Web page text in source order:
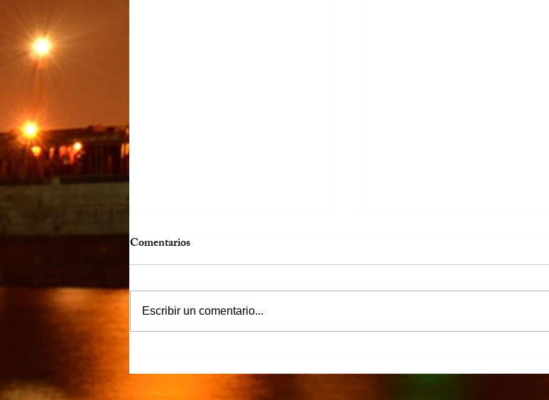
familiares y amigos
caña afectados por el cierre del
Comentarios
Escribir un comentario...